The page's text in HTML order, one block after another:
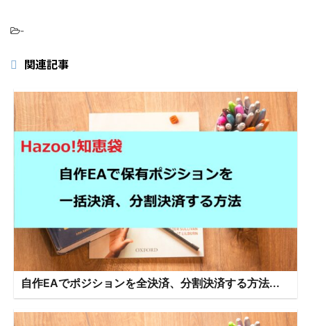
-
関連記事
自作EAでポジションを全決済、分割決済する方法...